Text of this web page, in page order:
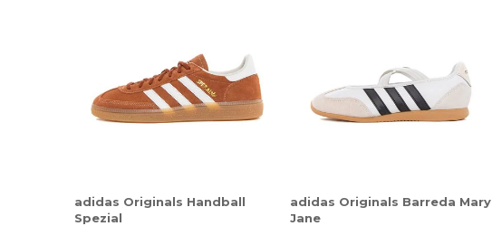
adidas Originals Handball
Spezial
adidas Originals Barreda Mary
Jane